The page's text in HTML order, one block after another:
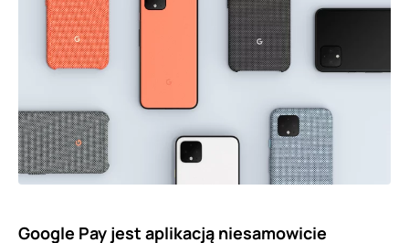
Google Pay jest aplikacją niesamowicie